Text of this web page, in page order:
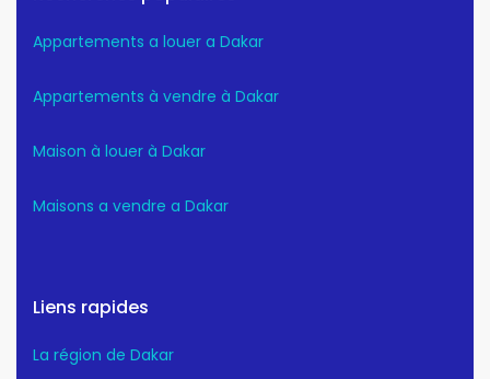
Appartements a louer a Dakar
Appartements à vendre à Dakar
Maison à louer à Dakar
Maisons a vendre a Dakar
Liens rapides
La région de Dakar